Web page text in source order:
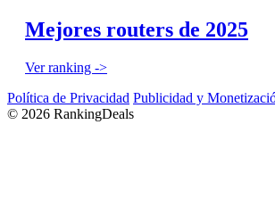
Mejores routers de 2025
Ver ranking ->
Política de Privacidad Publicidad y
© 2026 RankingDeals